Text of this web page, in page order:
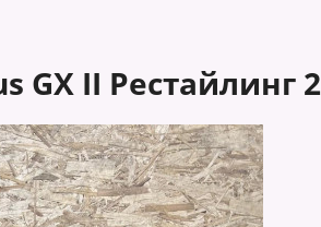
GX II Рестайлинг 2